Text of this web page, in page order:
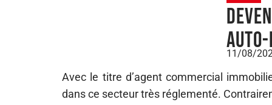
11/08/
Avec le titre d’agent commercial
dans ce secteur très réglementé.